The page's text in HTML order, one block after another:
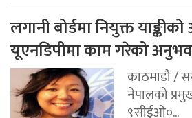
लगानी बोर्डमा नियुक्त
यूएनडिपीमा काम गरेको अनुभव
काठमाडौं /
नेपालको
९सीईओ०...